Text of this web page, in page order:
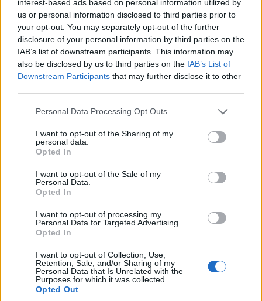
interest-based ads based on personal information utilized by
us or personal information disclosed to third parties prior to
your opt-out. You may separately opt-out of the further
disclosure of your personal information by third parties on the
IAB’s list of downstream participants. This information may
also be disclosed by us to third parties on the IAB’s List of
Downstream Participants that may further disclose it to other
Please note that this website/app uses one or more Google
not limited to your visit or usage behaviour. You may click to
grant or deny consent to Google and its third-party tags to
use your data for below specified purposes in below Google
consent section.
Personal Data Processing Opt Outs
I want to opt-out of the Sharing of my
personal data.
Opted In
I want to opt-out of the Sale of my
Personal Data.
Opted In
I want to opt-out of processing my
Personal Data for Targeted Advertising.
Opted In
I want to opt-out of Collection, Use,
Retention, Sale, and/or Sharing of my
Personal Data that Is Unrelated with the
Purposes for which it was collected.
Opted Out
2:53.4
41 Henrik Casserlund 552 Månkarbo IF
30:13.1 2:56.5
42 Erik Stark 534 Nordingrå SK 30:15.8 2:59.2
43 Adam Thorman 529 IK Hakarpspojkarna
30:15.9 2:59.3
44 Jesper Nelin 549 Hestra IF 30:17.3 3:00.7
45 Johan Häggström 594 Kalix SK 30:18.6
46 Niclas Eriksson 518 Kramfors-Alliansen
30:25.2 3:08.6
30:40.6 3:24.0
48 Carl Engström 544 OK Landehof 30:45.7
49 Viktor Hansson 557 Garphyttans IF 30:55.5
3:38.9
3:40.9
51 Viktor Forsblom 550 Falu IK 30:59.0 3:42.4
52 Gustav Larsson 561 Hudiksvalls IF 31:05.0